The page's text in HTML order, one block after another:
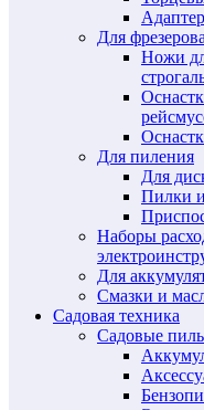
Для
Ножи
Для пиления
Для
Пилки и
Наборы
Для
Смазки и
Садовая техника
Садовые